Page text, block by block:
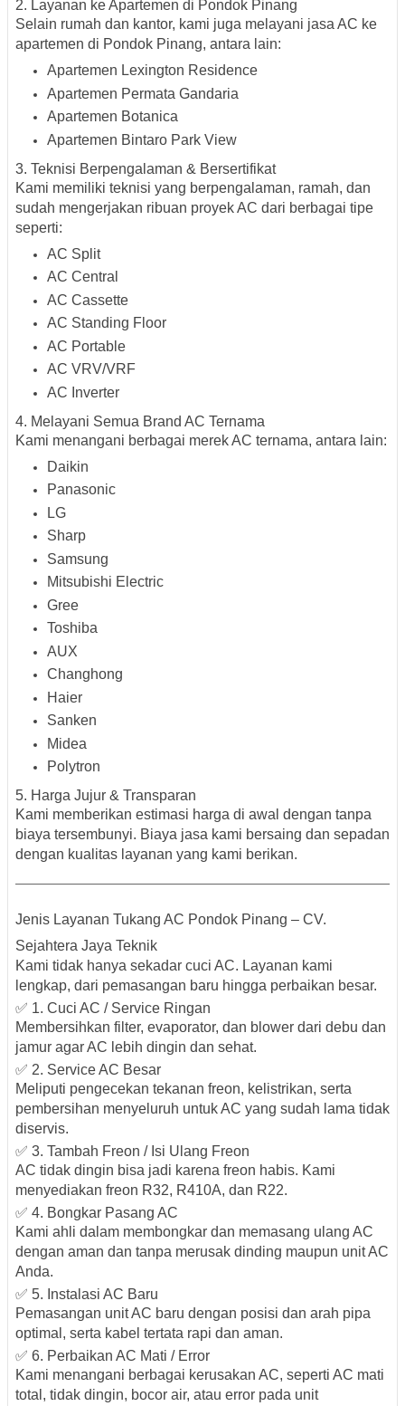
2. Layanan ke Apartemen di Pondok Pinang
Selain rumah dan kantor, kami juga melayani jasa AC ke
apartemen di Pondok Pinang, antara lain:
Apartemen Lexington Residence
Apartemen Permata Gandaria
Apartemen Botanica
Apartemen Bintaro Park View
3. Teknisi Berpengalaman & Bersertifikat
Kami memiliki teknisi yang berpengalaman, ramah, dan
sudah mengerjakan ribuan proyek AC dari berbagai tipe
seperti:
AC Split
AC Central
AC Cassette
AC Standing Floor
AC Portable
AC VRV/VRF
AC Inverter
4. Melayani Semua Brand AC Ternama
Kami menangani berbagai merek AC ternama, antara lain:
Daikin
Panasonic
LG
Sharp
Samsung
Mitsubishi Electric
Gree
Toshiba
AUX
Changhong
Haier
Sanken
Midea
Polytron
5. Harga Jujur & Transparan
Kami memberikan estimasi harga di awal dengan tanpa
biaya tersembunyi. Biaya jasa kami bersaing dan sepadan
dengan kualitas layanan yang kami berikan.
Jenis Layanan Tukang AC Pondok Pinang – CV.
Sejahtera Jaya Teknik
Kami tidak hanya sekadar cuci AC. Layanan kami
lengkap, dari pemasangan baru hingga perbaikan besar.
✅ 1. Cuci AC / Service Ringan
Membersihkan filter, evaporator, dan blower dari debu dan
jamur agar AC lebih dingin dan sehat.
✅ 2. Service AC Besar
Meliputi pengecekan tekanan freon, kelistrikan, serta
pembersihan menyeluruh untuk AC yang sudah lama tidak
diservis.
✅ 3. Tambah Freon / Isi Ulang Freon
AC tidak dingin bisa jadi karena freon habis. Kami
menyediakan freon R32, R410A, dan R22.
✅ 4. Bongkar Pasang AC
Kami ahli dalam membongkar dan memasang ulang AC
dengan aman dan tanpa merusak dinding maupun unit AC
Anda.
✅ 5. Instalasi AC Baru
Pemasangan unit AC baru dengan posisi dan arah pipa
optimal, serta kabel tertata rapi dan aman.
✅ 6. Perbaikan AC Mati / Error
Kami menangani berbagai kerusakan AC, seperti AC mati
total, tidak dingin, bocor air, atau error pada unit